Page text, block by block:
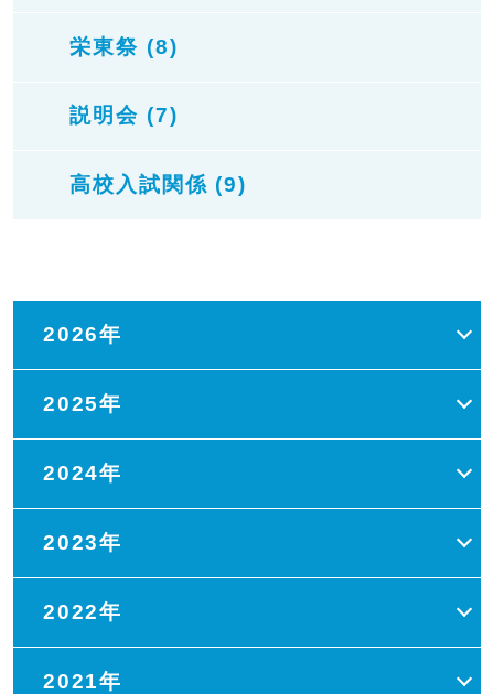
栄東祭 (8)
説明会 (7)
高校入試関係 (9)
2026年
2025年
2024年
2023年
2022年
2021年